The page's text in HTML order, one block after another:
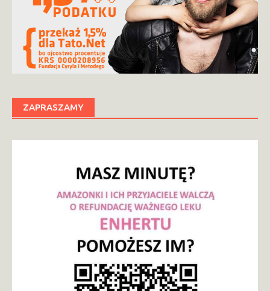
ZAPRASZAMY